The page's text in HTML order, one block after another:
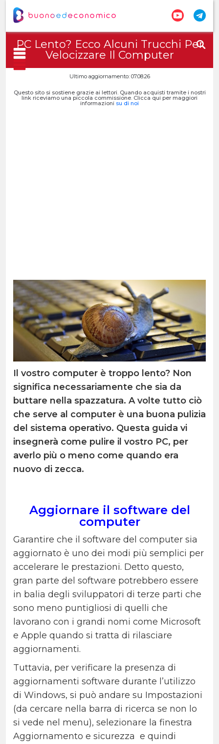
PC Lento? Ecco Alcuni Trucchi Per
Velocizzare Il Computer
Ultimo aggiornamento: 07.08.26
Questo sito si sostiene grazie ai lettori. Quando acquisti tramite i nostri
link riceviamo una piccola commissione. Clicca qui per maggiori
informazioni su di noi
Il vostro computer è troppo lento? Non
significa necessariamente che sia da
buttare nella spazzatura. A volte tutto ciò
che serve al computer è una buona pulizia
del sistema operativo. Questa guida vi
insegnerà come pulire il vostro PC, per
averlo più o meno come quando era
nuovo di zecca.
Aggiornare il software del
computer
Garantire che il software del computer sia
aggiornato è uno dei modi più semplici per
accelerare le prestazioni. Detto questo,
gran parte del software potrebbero essere
in balia degli sviluppatori di terze parti che
sono meno puntigliosi di quelli che
lavorano con i grandi nomi come Microsoft
e Apple quando si tratta di rilasciare
aggiornamenti.
Tuttavia, per verificare la presenza di
aggiornamenti software durante l’utilizzo
di Windows, si può andare su Impostazioni
(da cercare nella barra di ricerca se non lo
si vede nel menu), selezionare la finestra
Aggiornamento e sicurezza e quindi